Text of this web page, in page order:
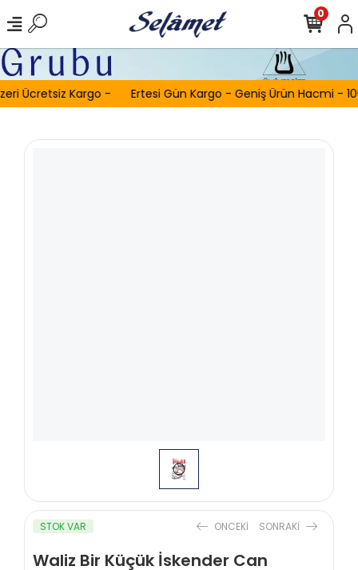
Ücretsiz Kargo - Ertesi Gün Kargo - Geniş Ürün Hacmi -
0
STOK VAR ONCEKI SONRAKI
Waliz Bir Küçük İskender Can